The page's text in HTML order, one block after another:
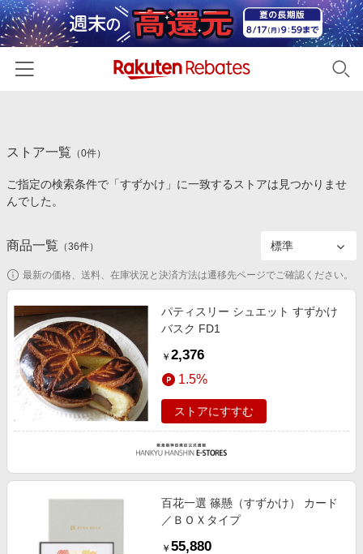
カテゴリー一覧
百貨店・総合ECモール
食品・スイーツ・お酒
コスメ・健康・医薬品
キッズ・ベビー用品
家電・PC・スマホ・カメラ
エンタメ
スポーツ・アウトドア・ゴルフ
旅行・レジャー・ホテル予約
金融・マネー・保険
イベント一覧
初回購入者限定特典
対象ストア新規限定特典
新着ストアのご紹介
電子書籍特集
楽天ペイ導入ストア
楽天サービス特集
旅行特集
わくわく夏特集
Samsung ボーナスキャンペーン
ストア一覧 （0件）
ご指定の検索条件で「すずかけ」に一致するストアは見つかりませ
んでした。
商品一覧 （36件）
最新の価格、送料、在庫状況と決済方法は遷移先ページでご確認ください。
パティスリー シュエット すずかけ
バスク FD1
￥ 2,376
1.5%
ストアにすすむ
百花一選 篠懸（すずかけ） カード
／ＢＯＸタイプ
￥ 55,880